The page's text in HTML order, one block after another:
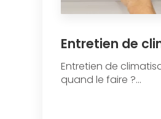
Entretien de
Entretien de
quand le faire ?...